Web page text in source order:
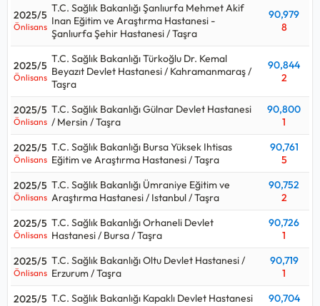
2025/5
Önlisans
T.C. Sağlık Bakanlığı Şanlıurfa Mehmet Akif
Inan Eğitim ve Araştırma Hastanesi -
Şanlıurfa Şehir Hastanesi / Taşra
90,979
8
2025/5
Önlisans
T.C. Sağlık Bakanlığı Türkoğlu Dr. Kemal
Beyazıt Devlet Hastanesi / Kahramanmaraş /
Taşra
90,844
2
2025/5
Önlisans
T.C. Sağlık Bakanlığı Gülnar Devlet Hastanesi
/ Mersin / Taşra
90,800
1
2025/5
Önlisans
T.C. Sağlık Bakanlığı Bursa Yüksek Ihtisas
Eğitim ve Araştırma Hastanesi / Taşra
90,761
5
2025/5
Önlisans
T.C. Sağlık Bakanlığı Ümraniye Eğitim ve
Araştırma Hastanesi / Istanbul / Taşra
90,752
2
2025/5
Önlisans
T.C. Sağlık Bakanlığı Orhaneli Devlet
Hastanesi / Bursa / Taşra
90,726
1
2025/5
Önlisans
T.C. Sağlık Bakanlığı Oltu Devlet Hastanesi /
Erzurum / Taşra
90,719
1
2025/5 T.C. Sağlık Bakanlığı Kapaklı Devlet Hastanesi
90,704